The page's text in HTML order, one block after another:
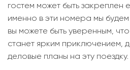
гостем может быть закреплен
именно в эти номера мы будем
вы можете быть уверенным,
станет ярким приключением,
деловые планы на эту поездку.